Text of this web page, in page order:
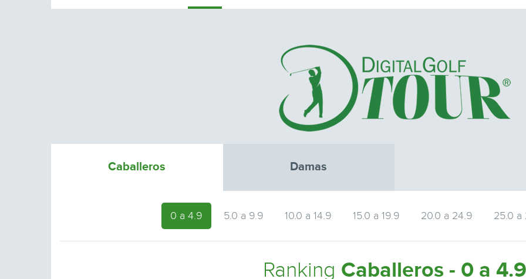
Caballeros Damas
0 a 4.9 5.0 a 9.9 10.0 a 14.9 15.0 a 19.9 20.0 a 24.9 25.0 a
Ranking Caballeros - 0 a 4.9